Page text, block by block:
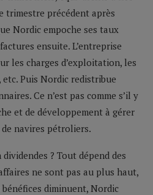
trimestre précédent après
Nordic empoche ses taux
ensuite. L’entreprise
les charges d’exploitation, les
Puis Nordic redistribue
Ce n’est pas comme s’il y
et de développement à gérer
navires pétroliers.
? Tout dépend des
ne sont pas au plus haut,
diminuent, Nordic